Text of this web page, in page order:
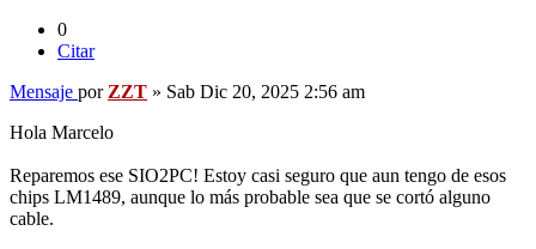
0
Citar
Mensaje por ZZT » Sab Dic 20, 2025 2:56 am
Hola Marcelo
Reparemos ese SIO2PC! Estoy casi seguro que aun tengo de esos
chips LM1489, aunque lo más probable sea que se cortó alguno
cable.